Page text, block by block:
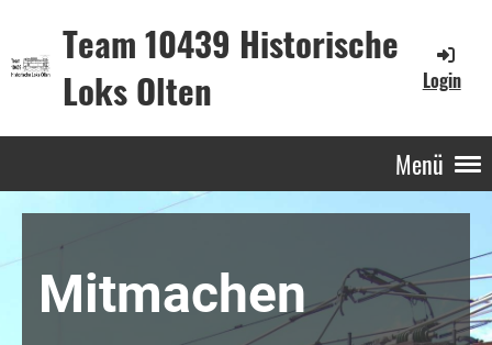
Team 10439 Historische
Loks Olten
Login
Menü
Mitmachen